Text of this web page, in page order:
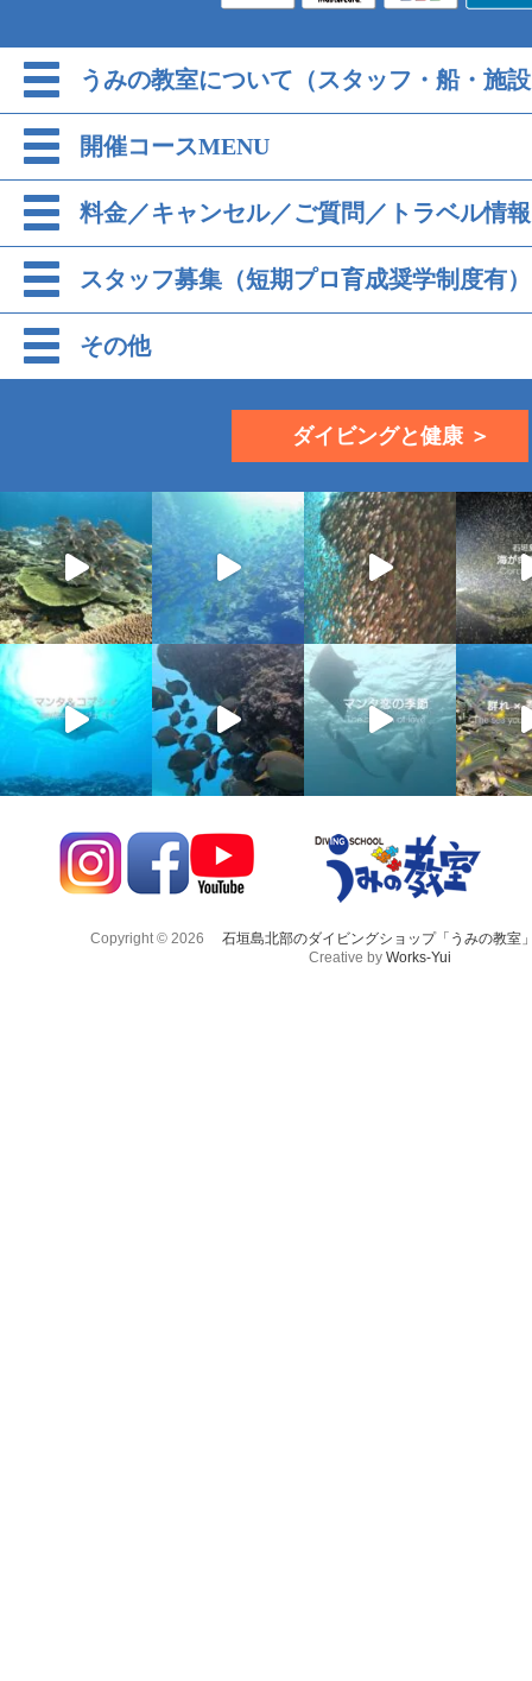
うみの教室について（スタッフ・船・施
開催コースMENU
料金／キャンセル／ご質問／トラベル情報
スタッフ募集（短期プロ育成奨学制度有）
その他
ダイビングと健康 ＞
Copyright © 2026
石垣島北部のダイビングショップ「うみの教室
Creative by Works-Yui